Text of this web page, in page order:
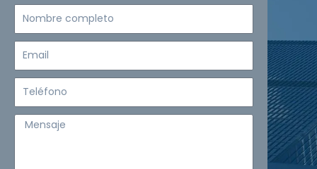
Mensaje